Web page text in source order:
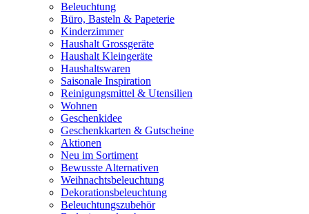
Beleuchtung
Büro, Basteln & Papeterie
Kinderzimmer
Haushalt Grossgeräte
Haushalt Kleingeräte
Haushaltswaren
Saisonale Inspiration
Reinigungsmittel & Utensilien
Wohnen
Geschenkidee
Geschenkkarten & Gutscheine
Aktionen
Neu im Sortiment
Bewusste Alternativen
Weihnachtsbeleuchtung
Dekorationsbeleuchtung
Beleuchtungszubehör